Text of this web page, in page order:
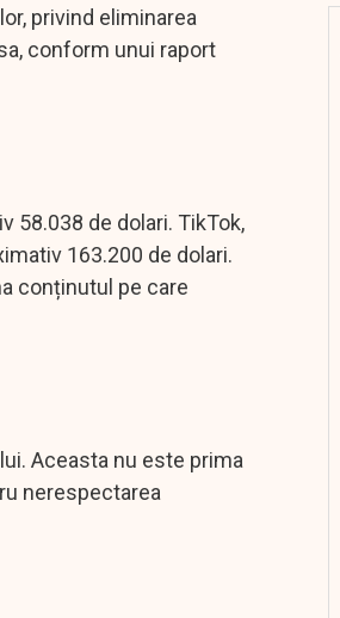
privind eliminarea
conform unui raport
58.038 de dolari. TikTok,
163.200 de dolari.
conținutul pe care
Aceasta nu este prima
nerespectarea